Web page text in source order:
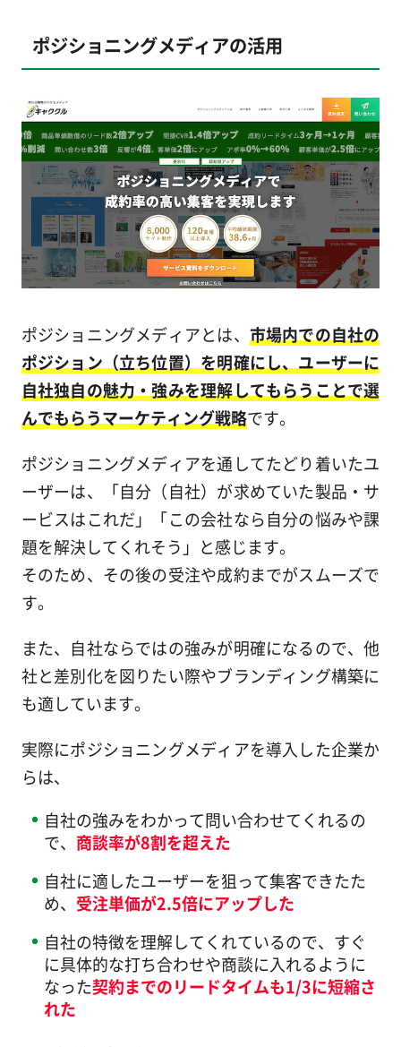
ポジショニングメディアの活用
ポジショニングメディアとは、 市場内での自社の
ポジション（立ち位置）を明確にし、ユーザーに
自社独自の魅力・強みを理解してもらうことで選
んでもらうマーケティング戦略です。
ポジショニングメディアを通してたどり着いたユ
ーザーは、「自分（自社）が求めていた製品・サ
ービスはこれだ」「この会社なら自分の悩みや課
題を解決してくれそう」と感じます。
そのため、その後の受注や成約までがスムーズで
す。
また、自社ならではの強みが明確になるので、他
社と差別化を図りたい際やブランディング構築に
も適しています。
実際にポジショニングメディアを導入した企業か
らは、
自社の強みをわかって問い合わせてくれるの
で、 商談率が8割を超えた
自社に適したユーザーを狙って集客できたた
め、 受注単価が2.5倍にアップした
自社の特徴を理解してくれているので、すぐ
に具体的な打ち合わせや商談に入れるように
なった契約までのリードタイムも1/3に短縮さ
れた